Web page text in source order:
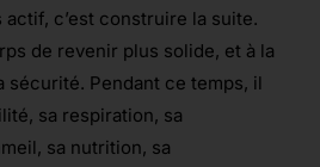
c’est construire la suite.
de revenir plus solide, et à la
sécurité. Pendant ce temps, il
sa respiration, sa
sa nutrition, sa